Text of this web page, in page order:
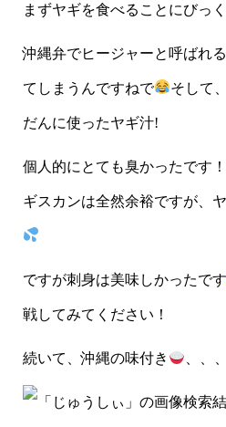
まずヤギを食べることにびっ
沖縄弁でヒージャーと呼ばれ
てしまうんですねで そして
だんに使ったヤギ汁!
個人的にとても臭かったです
ギスカンは全然余裕ですが、
ですが刺身は美味しかったです
戦してみてください！
続いて、沖縄の味付き 、、